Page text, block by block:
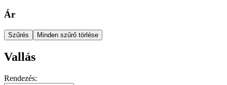
Ár
Szűrés Minden szűrő törlése
Vallás
Rendezés: